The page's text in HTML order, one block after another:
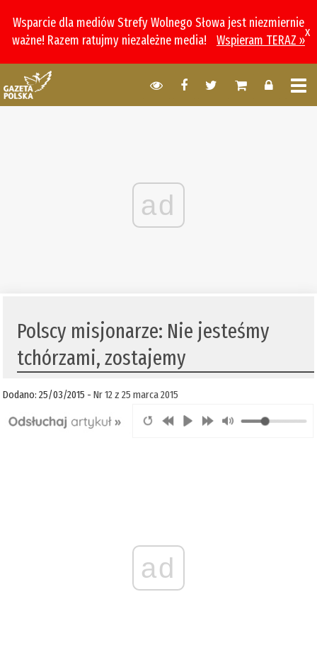
Wsparcie dla mediów Strefy Wolnego Słowa jest niezmiernie
ważne! Razem ratujmy niezależne media!
Wspieram TERAZ »
x
ad
Polscy misjonarze: Nie jesteśmy
tchórzami, zostajemy
Dodano: 25/03/2015 -Nr 12 z 25 marca 2015
ad